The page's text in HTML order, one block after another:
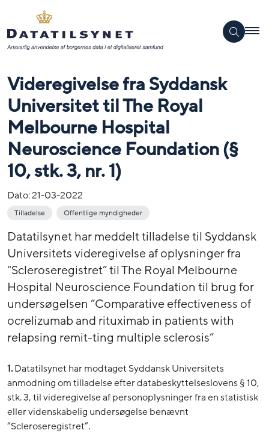
Videregivelse fra Syddansk
Universitet til The Royal
Melbourne Hospital
Neuroscience Foundation (§
10, stk. 3, nr. 1)
Dato:21-03-2022
Tilladelse Offentlige myndigheder
Datatilsynet har meddelt tilladelse til Syddansk
Universitets videregivelse af oplysninger fra
"Scleroseregistret” til The Royal Melbourne
Hospital Neuroscience Foundation til brug for
undersøgelsen ”Comparative effectiveness of
ocrelizumab and rituximab in patients with
relapsing remit-ting multiple sclerosis”
1.Datatilsynet har modtaget Syddansk Universitets
anmodning om tilladelse efter databeskyttelseslovens § 10,
stk. 3, til videregivelse af personoplysninger fra en statistisk
eller videnskabelig undersøgelse benævnt
”Scleroseregistret”.